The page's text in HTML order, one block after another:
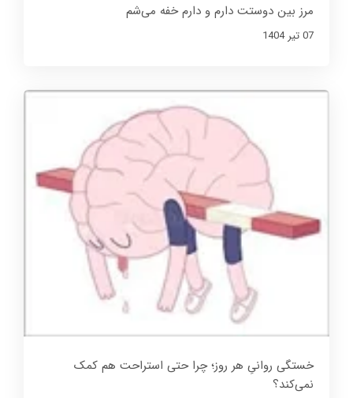
مرز بین دوستت دارم و دارم خفه می‌شم
07 تير 1404
خستگی روانیِ هر روز؛ چرا حتی استراحت هم کمک
نمی‌کند؟